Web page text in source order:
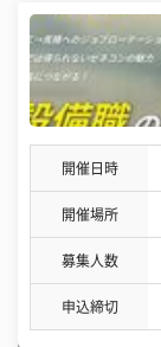
開催日時
開催場所
募集人数
申込締切